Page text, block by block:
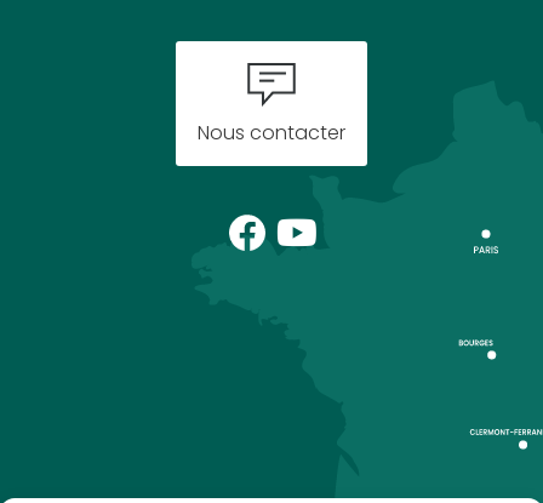
Nous contacter